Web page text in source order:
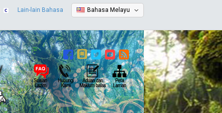
Bahasa Melayu
Lain-lain Bahasa